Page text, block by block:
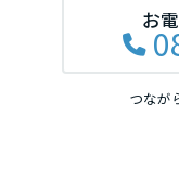
お
つなが